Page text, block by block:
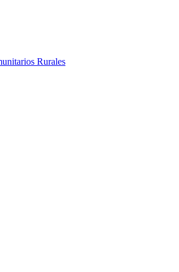
Rurales